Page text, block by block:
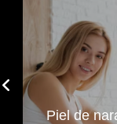
Piel de